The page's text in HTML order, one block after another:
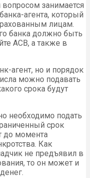
занимается
агента, который
лицам.
банка должно быть
АСВ, а также в
агент, но и порядок
можно подавать
срока будут
необходимо подать
срок
до момента
Как
не предъявил в
то он может и